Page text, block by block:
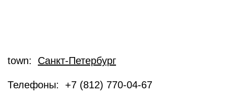
town: Санкт-Петербург
Телефоны: +7 (812) 770-04-67